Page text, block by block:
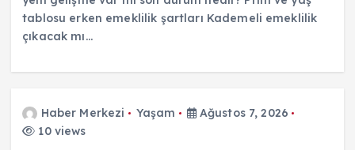
tablosu erken emeklilik şartları Kademeli emeklilik
çıkacak mı…
Haber Merkezi Yaşam
Ağustos 7, 2026
10 views